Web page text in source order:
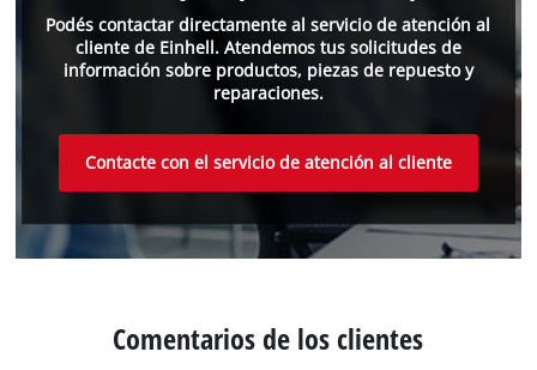
Podés contactar directamente al servicio de atención al
cliente de Einhell. Atendemos tus solicitudes de
información sobre productos, piezas de repuesto y
reparaciones.
Contacte con el servicio de atención al cliente
Comentarios de los clientes